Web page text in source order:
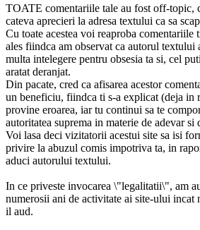
TOATE comentariile tale au fost off-topic,
cateva aprecieri la adresa textului ca sa
Cu toate acestea voi reaproba comentariile
ales fiindca am observat ca autorul textului
multa intelegere pentru obsesia ta si, cel
aratat deranjat.
Din pacate, cred ca afisarea acestor
un beneficiu, fiindca ti s-a explicat (deja in
provine eroarea, iar tu continui sa te
autoritatea suprema in materie de adevar si
Voi lasa deci vizitatorii acestui site sa isi
privire la abuzul comis impotriva ta, in
aduci autorului textului.
In ce priveste invocarea \"legalitatii\", am
numerosii ani de activitate ai site-ului incat
il aud.